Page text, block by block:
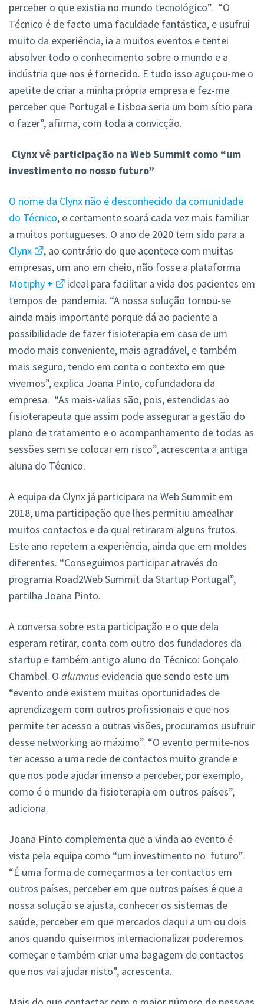
perceber o que existia no mundo tecnológico”. “O
Técnico é de facto uma faculdade fantástica, e usufrui
muito da experiência, ia a muitos eventos e tentei
absolver todo o conhecimento sobre o mundo e a
indústria que nos é fornecido. E tudo isso aguçou-me o
apetite de criar a minha própria empresa e fez-me
perceber que Portugal e Lisboa seria um bom sítio para
o fazer”, afirma, com toda a convicção.
Clynx vê participação na Web Summit como “um
investimento no nosso futuro”
O nome da Clynx não é desconhecido da comunidade
do Técnico, e certamente soará cada vez mais familiar
a muitos portugueses. O ano de 2020 tem sido para a
Clynx
, ao contrário do que acontece com muitas
empresas, um ano em cheio, não fosse a plataforma
Motiphy +
ideal para facilitar a vida dos pacientes em
tempos de pandemia. “A nossa solução tornou-se
ainda mais importante porque dá ao paciente a
possibilidade de fazer fisioterapia em casa de um
modo mais conveniente, mais agradável, e também
mais seguro, tendo em conta o contexto em que
vivemos”, explica Joana Pinto, cofundadora da
empresa. “As mais-valias são, pois, estendidas ao
fisioterapeuta que assim pode assegurar a gestão do
plano de tratamento e o acompanhamento de todas as
sessões sem se colocar em risco”, acrescenta a antiga
aluna do Técnico.
A equipa da Clynx já participara na Web Summit em
2018, uma participação que lhes permitiu amealhar
muitos contactos e da qual retiraram alguns frutos.
Este ano repetem a experiência, ainda que em moldes
diferentes. “Conseguimos participar através do
programa Road2Web Summit da Startup Portugal”,
partilha Joana Pinto.
A conversa sobre esta participação e o que dela
esperam retirar, conta com outro dos fundadores da
startup e também antigo aluno do Técnico: Gonçalo
Chambel. O alumnus evidencia que sendo este um
“evento onde existem muitas oportunidades de
aprendizagem com outros profissionais e que nos
permite ter acesso a outras visões, procuramos usufruir
desse networking ao máximo”. “O evento permite-nos
ter acesso a uma rede de contactos muito grande e
que nos pode ajudar imenso a perceber, por exemplo,
como é o mundo da fisioterapia em outros países”,
adiciona.
Joana Pinto complementa que a vinda ao evento é
vista pela equipa como “um investimento no futuro”.
“É uma forma de começarmos a ter contactos em
outros países, perceber em que outros países é que a
nossa solução se ajusta, conhecer os sistemas de
saúde, perceber em que mercados daqui a um ou dois
anos quando quisermos internacionalizar poderemos
começar e também criar uma bagagem de contactos
que nos vai ajudar nisto”, acrescenta.